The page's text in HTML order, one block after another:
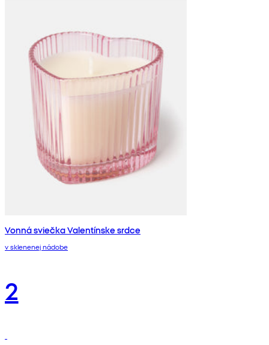
Vonná sviečka Valentínske srdce
v sklenenej nádobe
2